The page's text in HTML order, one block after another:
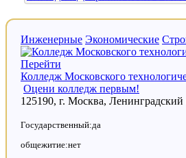
Инженерные Экономические
Перейти
Колледж Московского
Оцени колледж первым!
125190, г. Москва,
Государственный:да
общежитие:нет